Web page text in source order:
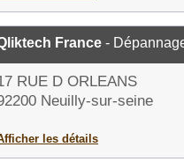
France -
RUE D ORLEANS
Neuilly-sur-seine
les détails